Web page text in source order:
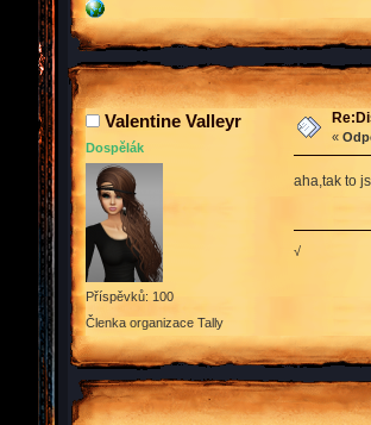
Valentine Valleyr
Dospělák
Příspěvků: 100
Členka organizace Tally
«
aha,tak to
√